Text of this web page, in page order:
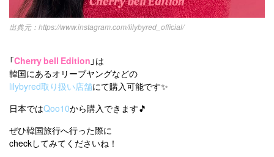
https://www.instagram.com/lilybyred_official/
「Cherry bell Edition 」は
韓国にあるオリーブヤングなどの
lilybyred取り扱い店舗にて購入可能です✨
日本ではQoo10から購入できます🎵
ぜひ韓国旅行へ行った際に
checkしてみてくださいね！